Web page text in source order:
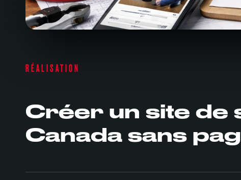
RÉALISATION
Créer un site de
Canada sans